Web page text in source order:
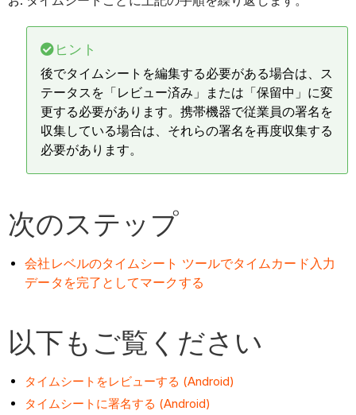
ヒント
後でタイムシートを編集する必要がある場合は、ス
テータスを「レビュー済み」または「保留中」に変
更する必要があります。携帯機器で従業員の署名を
収集している場合は、それらの署名を再度収集する
必要があります。
次のステップ
会社レベルのタイムシート ツールでタイムカード入力
データを完了としてマークする
以下もご覧ください
タイムシートをレビューする (Android)
タイムシートに署名する (Android)